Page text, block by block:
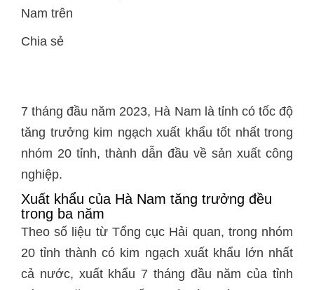
Nam trên
Chia sẻ
7 tháng đầu năm 2023, Hà Nam là tỉnh có tốc độ
tăng trưởng kim ngạch xuất khẩu tốt nhất trong
nhóm 20 tỉnh, thành dẫn đầu về sản xuất công
nghiệp.
Xuất khẩu của Hà Nam tăng trưởng đều
trong ba năm
Theo số liệu từ Tổng cục Hải quan, trong nhóm
20 tỉnh thành có kim ngạch xuất khẩu lớn nhất
cả nước, xuất khẩu 7 tháng đầu năm của tỉnh